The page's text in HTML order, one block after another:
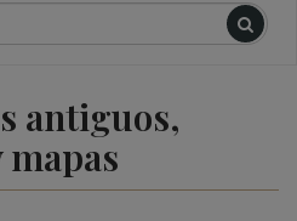
antiguos,